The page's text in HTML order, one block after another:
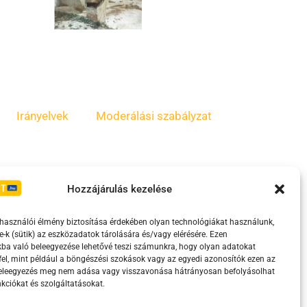
Hozzájárulás kezelése
élmény biztosítása érdekében olyan technológiákat használunk,
k (sütik) az eszközadatok tárolására és/vagy elérésére. Ezen
való beleegyezése lehetővé teszi számunkra, hogy olyan adatokat
mint például a böngészési szokások vagy az egyedi azonosítók ezen az
meg nem adása vagy visszavonása hátrányosan befolyásolhat
és szolgáltatásokat.
Irányelvek Moderálási szabályzat
támogatja.